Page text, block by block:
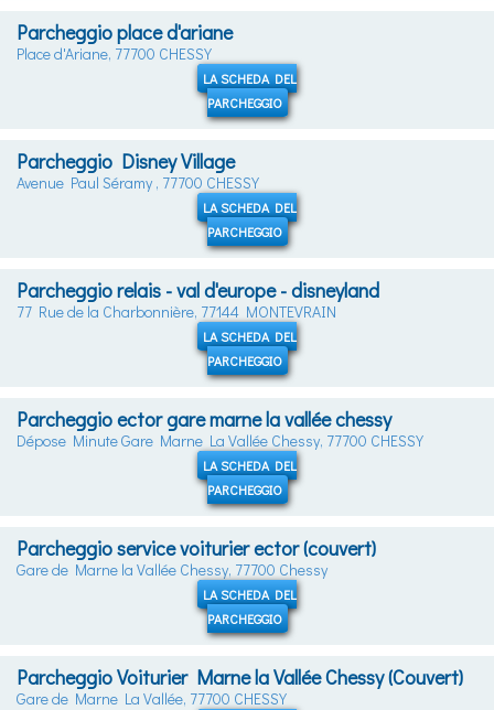
Parcheggio place d'ariane
Place d'Ariane, 77700 CHESSY
LA SCHEDA DEL
PARCHEGGIO
Parcheggio Disney Village
Avenue Paul Séramy , 77700 CHESSY
LA SCHEDA DEL
PARCHEGGIO
Parcheggio relais - val d'europe - disneyland
77 Rue de la Charbonnière, 77144 MONTEVRAIN
LA SCHEDA DEL
PARCHEGGIO
Parcheggio ector gare marne la vallée chessy
Dépose Minute Gare Marne La Vallée Chessy, 77700 CHESSY
LA SCHEDA DEL
PARCHEGGIO
Parcheggio service voiturier ector (couvert)
Gare de Marne la Vallée Chessy, 77700 Chessy
LA SCHEDA DEL
PARCHEGGIO
Parcheggio Voiturier Marne la Vallée Chessy (Couvert)
Gare de Marne La Vallée, 77700 CHESSY